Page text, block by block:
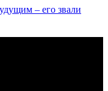
– его звали